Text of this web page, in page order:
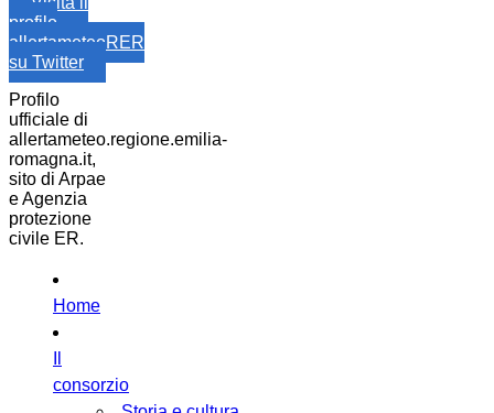
profilo
allertameteoRER
su Twitter
Profilo
ufficiale di
allertameteo.regione.emilia-
romagna.it,
sito di Arpae
e Agenzia
protezione
civile ER.
Home
consorzio